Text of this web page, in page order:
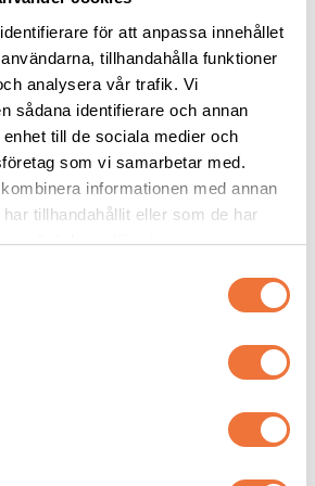
för att anpassa innehållet
tillhandahålla funktioner
analysera vår trafik. Vi
sådana identifierare och annan
till de sociala medier och
som vi samarbetar med.
informationen med annan
tillhandahållit eller som de har
använt deras tjänster.
Tjocklek ca 28 mm. Finns i tre storlekar
4Dogs Belöningsgodis
Lamm ca 100 g
49kr